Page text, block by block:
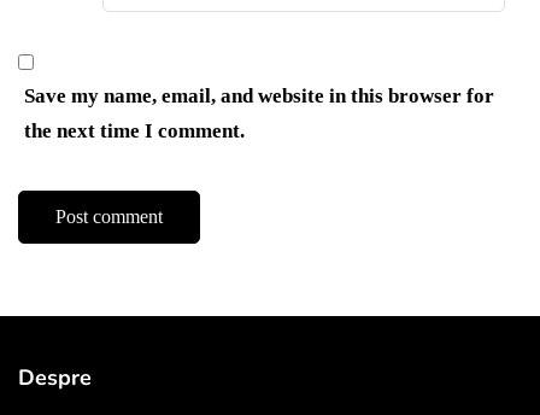
Save my name, email, and website in this browser for
the next time I comment.
Despre